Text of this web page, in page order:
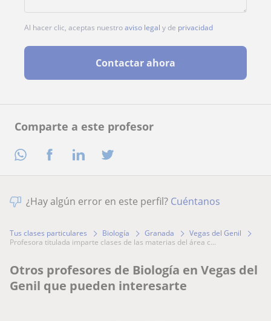
Comparte a este profesor
Al hacer clic, aceptas nuestroaviso legal y de privacidad
Contactar ahora
¿Hay algún error en este perfil? Cuéntanos
Tus clases particulares Biología Granada
Vegas del Genil
profesora titulada imparte clases de las materias del área c...
Otros profesores de Biología en Vegas del
Genil que pueden interesarte